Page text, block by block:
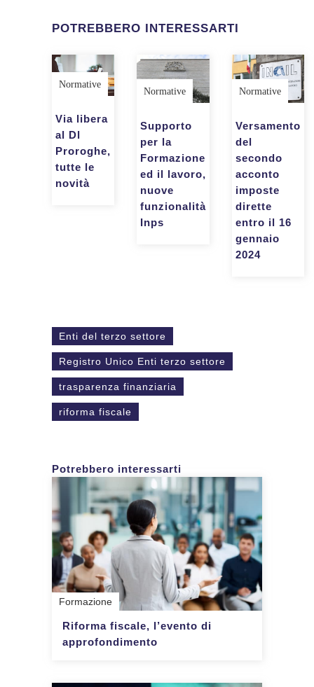
POTREBBERO INTERESSARTI
Normative
Via libera
al Dl
Proroghe,
tutte le
novità
Normative
Supporto
per la
Formazione
ed il lavoro,
nuove
funzionalità
Inps
Normative
Versamento
del
secondo
acconto
imposte
dirette
entro il 16
gennaio
2024
Enti del terzo settore
Registro Unico Enti terzo settore
trasparenza finanziaria
riforma fiscale
Potrebbero interessarti
Formazione
Riforma fiscale, l’evento di
approfondimento